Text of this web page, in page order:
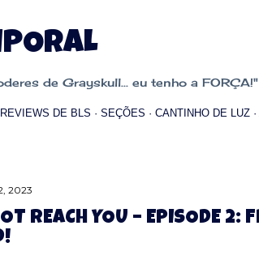
de Grayskull... eu tenho a
REVIEWS DE BLS SEÇÕES CANTINHO DE LUZ
2023
REACH YOU – EPISODE 2: